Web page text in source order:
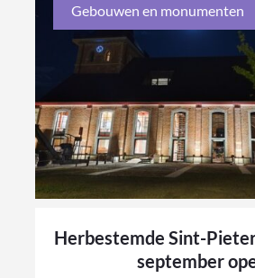
Gebouwen en monumenten
Herbestemde Sint-
september